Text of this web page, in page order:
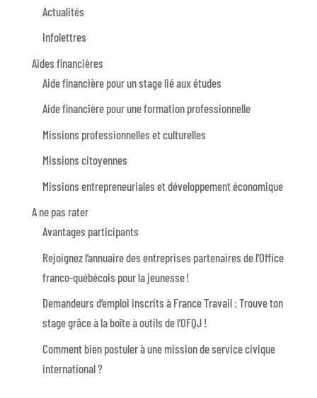
Actualités
Infolettres
Aides financières
Aide financière pour un stage lié aux études
Aide financière pour une formation professionnelle
Missions professionnelles et culturelles
Missions citoyennes
Missions entrepreneuriales et développement économique
A ne pas rater
Avantages participants
Rejoignez l’annuaire des entreprises partenaires de l’Office
franco-québécois pour la jeunesse !
Demandeurs d’emploi inscrits à France Travail : Trouve ton
stage grâce à la boîte à outils de l’OFQJ !
Comment bien postuler à une mission de service civique
international ?